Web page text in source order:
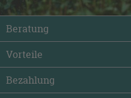
Beratung
Vorteile
Bezahlung